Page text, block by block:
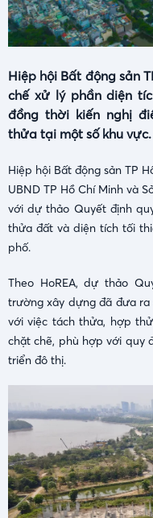
Hiệp hội Bất động sản
chế xử lý phần diện
đồng thời kiến nghị
thửa tại một số khu vực.
Hiệp hội Bất động sản TP
UBND TP Hồ Chí Minh và
với dự thảo Quyết định
thửa đất và diện tích tối
phố.
Theo HoREA, dự thảo
trường xây dựng đã đưa ra
với việc tách thửa, hợp
chặt chẽ, phù hợp với quy
triển đô thị.